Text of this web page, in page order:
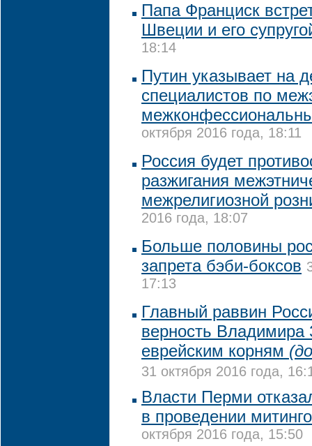
Папа Франциск
Швеции и его
18:14
Путин указывает на
специалистов по
октября 2016 года, 18:11
Россия будет
разжигания
межрелигиозной
2016 года, 18:07
Больше половины
запрета бэби-боксов
17:13
Главный раввин
верность Владимира
еврейским корням
31 октября 2016 года,
Власти Перми
в проведении
октября 2016 года, 15:50